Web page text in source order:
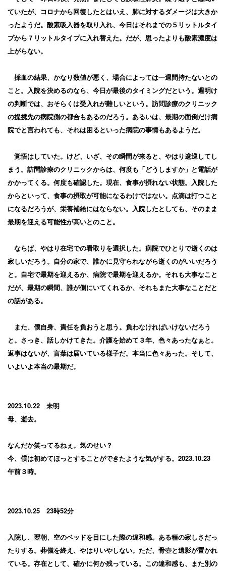
ていたが、コロナから回復したとはいえ、肺に対するダメージは大きか
ったようだ。酸素吸入器を取り入れ、今日はそれまでの５リットルタイ
プから７リットルタイプに入れ替えた。だが、思ったよりも酸素濃度は
上がらない。
採血の結果、かなり数値が悪く、場合によっては一週間持たないとの
こと。入院を決めるのなら、今日が最後のタイミングだという。週明け
の判断では、おそらくは受入れが難しいという。訪問診療のクリニック
の提携先の病院側の都合もあるのだろう。あるいは、最期の面倒だけ病
院でと言われても、それは困るといった病院の事情もあるようだ。
覚悟はしていた。けど、いざ、その瞬間が来ると、やはり逡巡してし
まう。訪問診療のクリニックからは、何度も「どうしますか」と電話が
かかってくる。何度も確認した。現在、食事が摂れない状態。入院した
からといって、食事の摂取が可能になるわけではない。点滴は打つこと
になるだろうが、栄養補給にはならない。入院したとしても、そのまま
最期を迎える可能性が高いとのこと。
ならば、やはり在宅での看取りを選択した。病院でひとりで逝くのは
寂しいだろう。自分の家で、誰かに見守られながら逝くのがいいだろう
と。自宅で最期を迎えるか、病院で最期を迎えるか。それも大事なこと
だが、最期の瞬間、誰が側にいてくれるか、それもまた大事なことだと
の話がある。
また、僕自身、責任を負おうと思う。負わなければいけないだろう
と。さっき、話しかけてきた。介護を始めて３年、色々あったなぁと。
返事はないが、言葉は届いている様子だ。本当に色々あった。そして、
いよいよ本当の最期だ。
2023.10.22 未明
母、逝去。
なんだか笑ってるねぇ。気のせい？
今、僕は初めてほっとすることができたような気がする。2023.10.23
午前３時。
2023.10.25 23時52分
入院し、翌朝、空のベッドを目にした際の違和感。ある種の寂しさだっ
たりする。葬儀を終え、やはりいやしない。ただ、骨壺と遺影が置かれ
ている。存在として、確かに何か残っている。この違和感も、また別の